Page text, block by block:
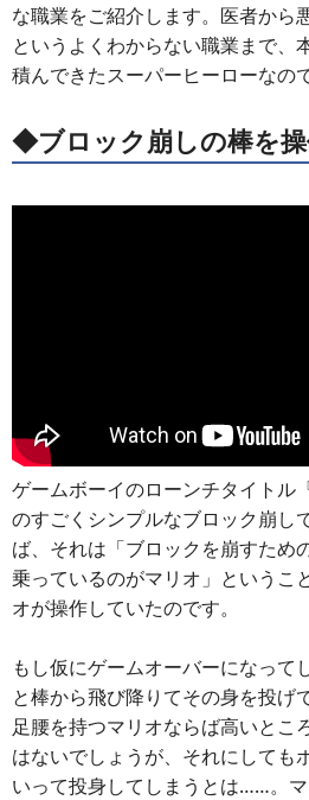
な職業をご紹介します。医者から
というよくわからない職業まで、
積んできたスーパーヒーローなので
◆ブロック崩しの棒を
ゲームボーイのローンチタイトル
のすごくシンプルなブロック崩し
ば、それは「ブロックを崩すため
乗っているのがマリオ」というこ
オが操作していたのです。
もし仮にゲームオーバーになって
と棒から飛び降りてその身を投げ
足腰を持つマリオならば高いとこ
はないでしょうが、それにしても
いって投身してしまうとは……。